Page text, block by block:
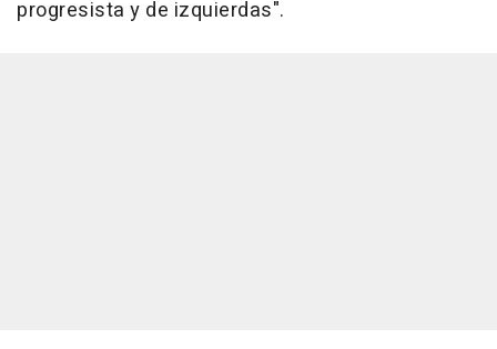
progresista y de izquierdas".